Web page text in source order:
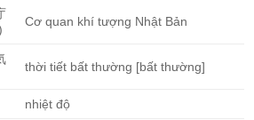
Cơ quan khí tượng Nhật Bản
thời tiết bất thường [bất thường]
nhiệt độ